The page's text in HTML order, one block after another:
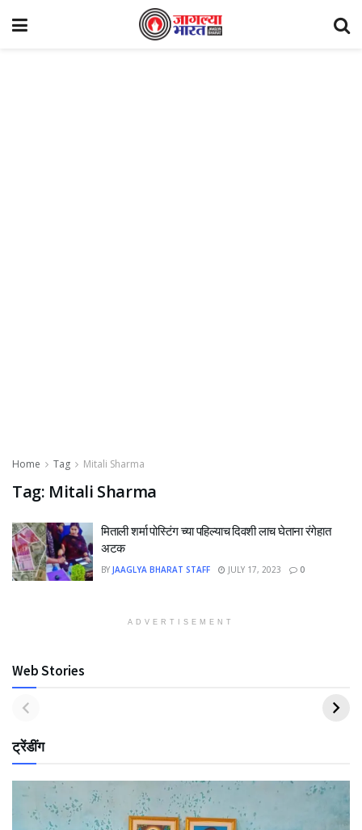
Home Tag Mitali Sharma
Tag: Mitali Sharma
मिताली शर्मा पोस्टिंग च्या पहिल्याच दिवशी लाच घेताना रंगेहात
अटक
BY JAAGLYA BHARAT STAFF JULY 17, 2023 0
ADVERTISEMENT
Web Stories
ट्रेंडींग